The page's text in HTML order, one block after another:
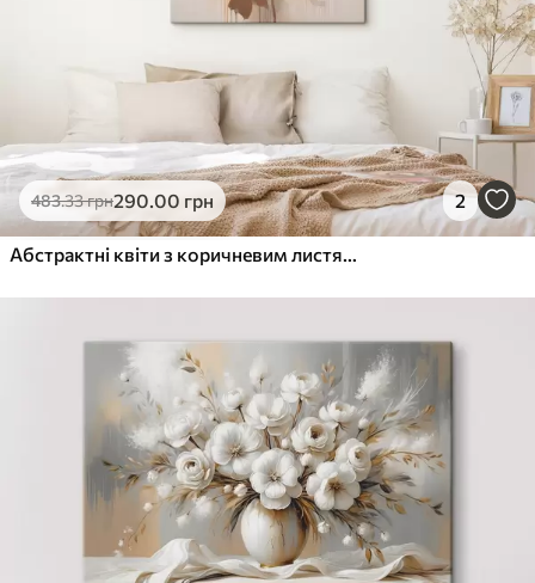
483.33грн290.00 грн 2
Абстрактні квіти з коричневим листям, у живописному стилі з мазками пензля